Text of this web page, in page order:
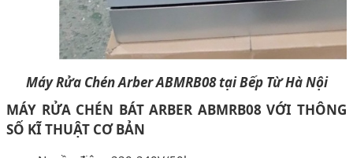
Máy Rửa Chén Arber ABMRB08 tại Bếp Từ Hà Nội
MÁY RỬA CHÉN BÁT ARBER ABMRB08 VỚI THÔNG
SỐ KĨ THUẬT CƠ BẢN